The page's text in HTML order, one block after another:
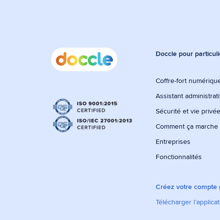
Doccle pour
Coffre-fort
Assistant
Sécurité et vie
Comment ça marche
Entreprises
Fonctionnalités
Créez votre compte
Télécharger